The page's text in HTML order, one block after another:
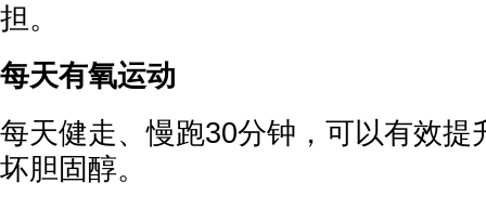
担。
每天有氧运动
每天健走、慢跑30分钟，可以有效提
坏胆固醇。